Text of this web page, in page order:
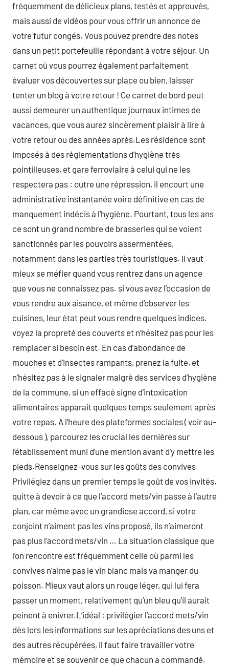
fréquemment de délicieux plans, testés et approuvés,
mais aussi de vidéos pour vous offrir un annonce de
votre futur congés. Vous pouvez prendre des notes
dans un petit portefeuille répondant à votre séjour. Un
carnet où vous pourrez également parfaitement
évaluer vos découvertes sur place ou bien, laisser
tenter un blog à votre retour ! Ce carnet de bord peut
aussi demeurer un authentique journaux intimes de
vacances, que vous aurez sincèrement plaisir à lire à
votre retour ou des années après.Les résidence sont
imposés à des réglementations d’hygiène très
pointilleuses, et gare ferroviaire à celui qui ne les
respectera pas : outre une répression, il encourt une
administrative instantanée voire définitive en cas de
manquement indécis à l’hygiène. Pourtant, tous les ans
ce sont un grand nombre de brasseries qui se voient
sanctionnés par les pouvoirs assermentées,
notamment dans les parties très touristiques. Il vaut
mieux se méfier quand vous rentrez dans un agence
que vous ne connaissez pas. si vous avez l’occasion de
vous rendre aux aisance, et même d’observer les
cuisines, leur état peut vous rendre quelques indices.
voyez la propreté des couverts et n’hésitez pas pour les
remplacer si besoin est. En cas d’abondance de
mouches et d’insectes rampants, prenez la fuite, et
n’hésitez pas à le signaler malgré des services d’hygiène
de la commune, si un effacé signe d’intoxication
alimentaires apparait quelques temps seulement après
votre repas. A l’heure des plateformes sociales ( voir au-
dessous ), parcourez les crucial les dernières sur
l’établissement muni d’une mention avant d’y mettre les
pieds.Renseignez-vous sur les goûts des convives
Privilégiez dans un premier temps le goût de vos invités,
quitte à devoir à ce que l’accord mets/vin passe à l’autre
plan, car même avec un grandiose accord, si votre
conjoint n’aiment pas les vins proposé, ils n’aimeront
pas plus l’accord mets/vin … La situation classique que
l’on rencontre est fréquemment celle où parmi les
convives n’aime pas le vin blanc mais va manger du
poisson. Mieux vaut alors un rouge léger, qui lui fera
passer un moment, relativement qu’un bleu qu’il aurait
peinent à enivrer.L’idéal : privilégier l’accord mets/vin
dès lors les informations sur les apréciations des uns et
des autres récupérées, il faut faire travailler votre
mémoire et se souvenir ce que chacun a commandé.